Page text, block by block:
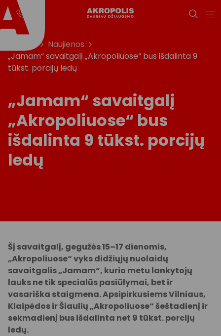
Naujienos
„Jamam“ savaitgalį „Akropoliuose“ bus išdalinta 9
tūkst. porcijų ledų
„Jamam“ savaitgalį
„Akropoliuose“ bus
išdalinta 9 tūkst. porcijų
ledų
Šį savaitgalį, gegužės 15–17 dienomis,
„Akropoliuose“ vyks didžiųjų nuolaidų
savaitgalis „Jamam“, kurio metu lankytojų
lauks ne tik specialūs pasiūlymai, bet ir
vasariška staigmena. ApsipirkusiemsVilniaus,
Klaipėdos ir Šiaulių „Akropoliuose“ šeštadienį ir
sekmadienį bus išdalinta net 9 tūkst.porcijų
ledų.